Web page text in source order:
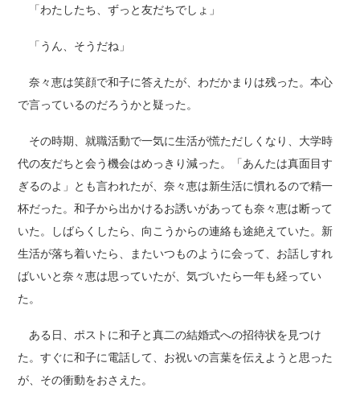
「わたしたち、ずっと友だちでしょ」
「うん、そうだね」
奈々恵は笑顔で和子に答えたが、わだかまりは残った。本心
で言っているのだろうかと疑った。
その時期、就職活動で一気に生活が慌ただしくなり、大学時
代の友だちと会う機会はめっきり減った。「あんたは真面目す
ぎるのよ」とも言われたが、奈々恵は新生活に慣れるので精一
杯だった。和子から出かけるお誘いがあっても奈々恵は断って
いた。しばらくしたら、向こうからの連絡も途絶えていた。新
生活が落ち着いたら、またいつものように会って、お話しすれ
ばいいと奈々恵は思っていたが、気づいたら一年も経ってい
た。
ある日、ポストに和子と真二の結婚式への招待状を見つけ
た。すぐに和子に電話して、お祝いの言葉を伝えようと思った
が、その衝動をおさえた。